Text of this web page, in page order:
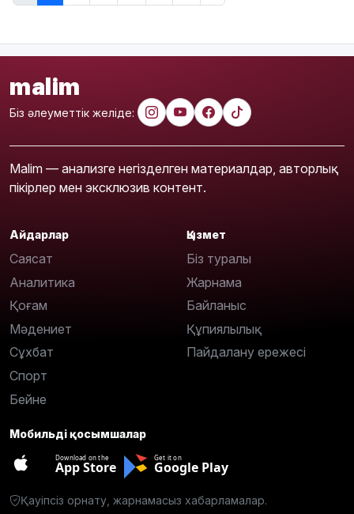
malim
Біз әлеуметтік желіде:
Malim — анализге негізделген материалдар, авторлық
пікірлер мен эксклюзив контент.
Айдарлар
Саясат
Аналитика
Қоғам
Мәдениет
Сұхбат
Спорт
Бейне
Қызмет
Біз туралы
Жарнама
Байланыс
Құпиялылық
Пайдалану ережесі
Мобильді қосымшалар
Download on the
App Store
Get it on
Google Play
Қауіпсіз орнату, жарнамасыз хабарламалар.